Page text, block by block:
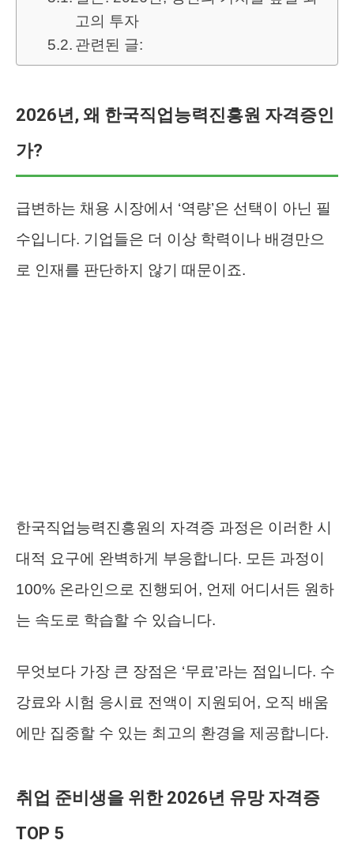
고의 투자
관련된 글:
2026년, 왜 한국직업능력진흥원 자격증인
가?
급변하는 채용 시장에서 ‘역량’은 선택이 아닌 필
수입니다. 기업들은 더 이상 학력이나 배경만으
로 인재를 판단하지 않기 때문이죠.
한국직업능력진흥원의 자격증 과정은 이러한 시
대적 요구에 완벽하게 부응합니다. 모든 과정이
100% 온라인으로 진행되어, 언제 어디서든 원하
는 속도로 학습할 수 있습니다.
무엇보다 가장 큰 장점은 ‘무료’라는 점입니다. 수
강료와 시험 응시료 전액이 지원되어, 오직 배움
에만 집중할 수 있는 최고의 환경을 제공합니다.
취업 준비생을 위한 2026년 유망 자격증
TOP 5